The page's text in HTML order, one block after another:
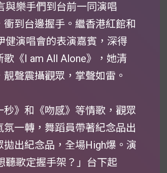
與樂手們到台前一同演唱
衝到台邊握手。繼香港紅館和
健演唱會的表演嘉賓，深得
《I am All Alone》，她清
聲震攝觀眾，掌聲如雷。
》和《吻感》等情歌，觀眾
一轉，舞蹈員帶著紀念品出
出紀念品，全場High爆。演
聽歌定握手架？」台下起